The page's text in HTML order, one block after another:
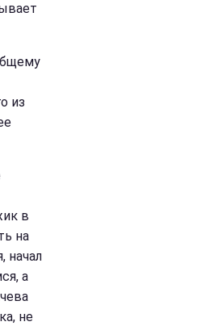
из
в
на
начал
а
не